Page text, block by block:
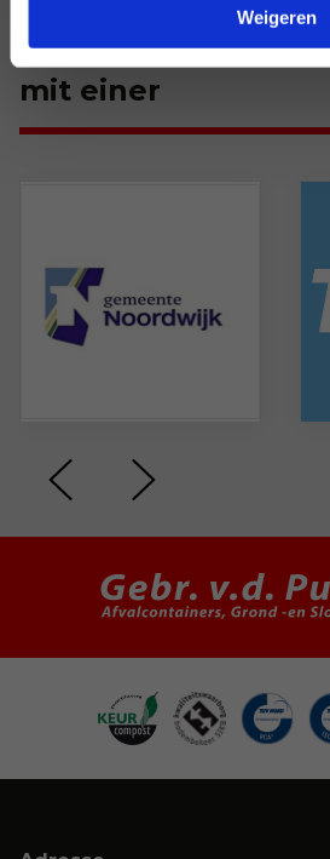
Weigeren
Durchschnitt
mit einer